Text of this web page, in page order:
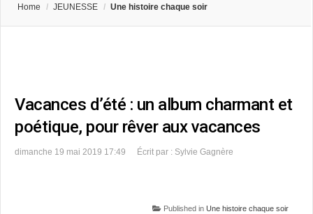
Home / JEUNESSE / Une histoire chaque soir
Vacances d’été : un album charmant et
poétique, pour rêver aux vacances
dimanche 19 mai 2019 17:49 Écrit par : Sylvie Gagnère
Published in Une histoire chaque soir